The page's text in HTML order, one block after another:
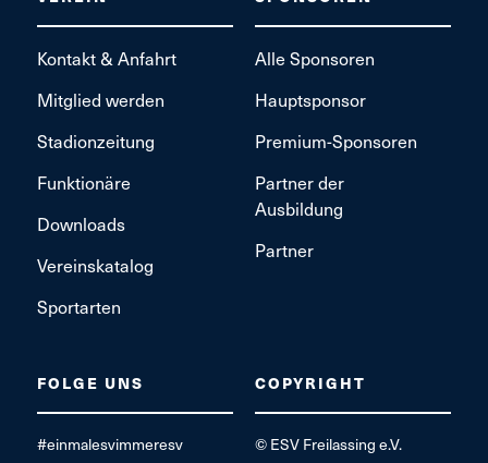
Kontakt & Anfahrt
Mitglied werden
Stadionzeitung
Funktionäre
Downloads
Vereinskatalog
Sportarten
Alle Sponsoren
Hauptsponsor
Premium-Sponsoren
Partner der
Ausbildung
Partner
FOLGE UNS
#einmalesvimmeresv
COPYRIGHT
© ESV Freilassing e.V.